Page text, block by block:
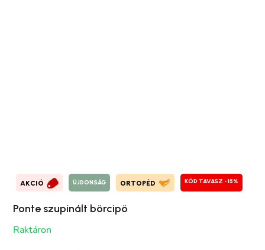
AKCIÓ ÚJDONSÁG ORTOPÉD KÓD TAVASZ -15%
Ponte szupinált börcipö
Raktáron